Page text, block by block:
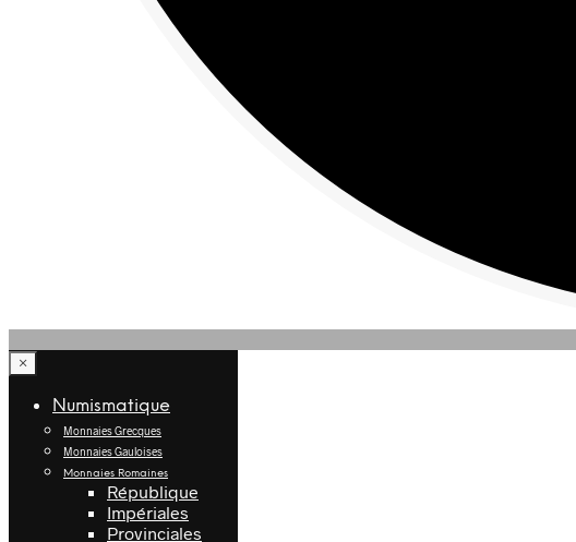
×
Numismatique
Monnaies Grecques
Monnaies Gauloises
Monnaies Romaines
République
Impériales
Provinciales